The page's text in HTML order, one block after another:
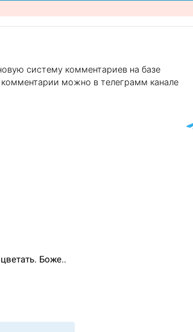
систему комментариев на базе
можно в телеграмм канале